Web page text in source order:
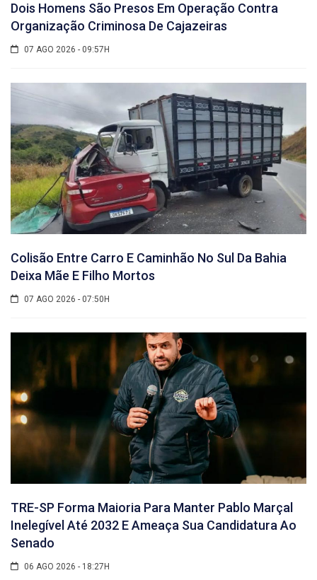
Dois Homens São Presos Em Operação Contra
Organização Criminosa De Cajazeiras
07 AGO 2026 - 09:57H
Colisão Entre Carro E Caminhão No Sul Da Bahia
Deixa Mãe E Filho Mortos
07 AGO 2026 - 07:50H
TRE-SP Forma Maioria Para Manter Pablo Marçal
Inelegível Até 2032 E Ameaça Sua Candidatura Ao
Senado
06 AGO 2026 - 18:27H